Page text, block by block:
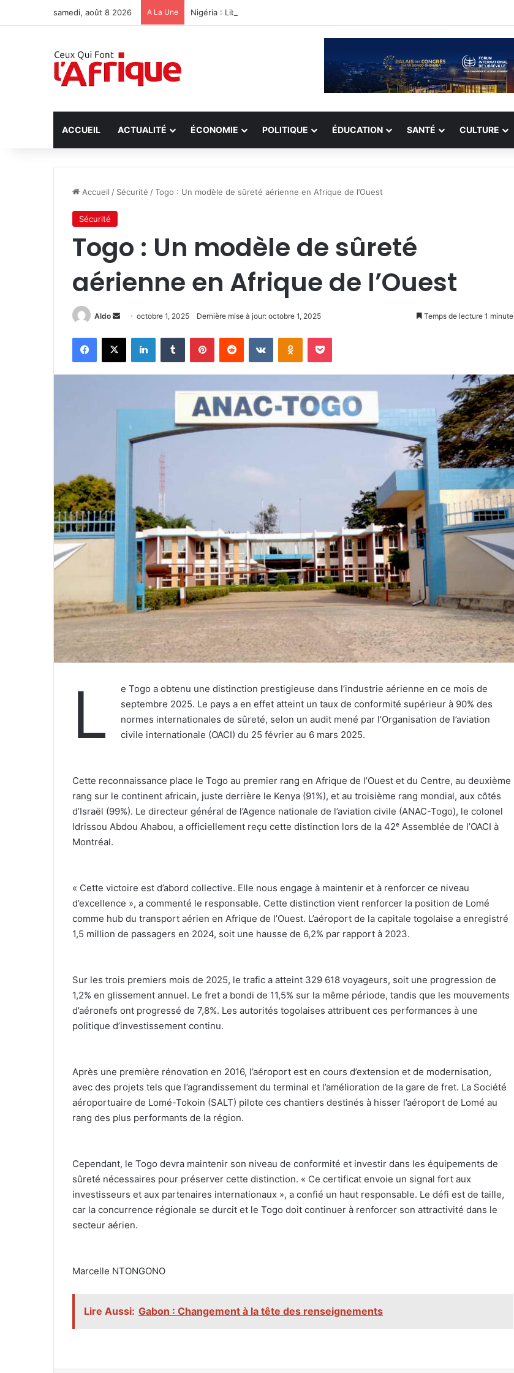
samedi, août 8 2026 A La Une Nigéria : Libération record de 308 otages, mais les enlèvements perdurent
ACCUEIL ACTUALITÉ ÉCONOMIE POLITIQUE ÉDUCATION SANTÉ CULTURE
Accueil / Sécurité /‎Togo : Un modèle de sûreté aérienne en Afrique de l’Ouest
Sécurité
‎Togo : Un modèle de sûreté
aérienne en Afrique de l’Ouest
Aldo
Envoyer
courriel
octobre 1, 2025 Dernière mise à jour: octobre 1, 2025 Temps de lecture 1 minute
Facebook
X LinkedinTumblr PinterestReddit VKontakteOdnoklassniki
Pocket
L
e Togo a obtenu une distinction prestigieuse dans l’industrie aérienne en ce mois de
septembre 2025. Le pays a en effet atteint un taux de conformité supérieur à 90% des
normes internationales de sûreté, selon un audit mené par l’Organisation de l’aviation
civile internationale (OACI) du 25 février au 6 mars 2025.
‎Cette reconnaissance place le Togo au premier rang en Afrique de l’Ouest et du Centre, au deuxième
rang sur le continent africain, juste derrière le Kenya (91%), et au troisième rang mondial, aux côtés
d’Israël (99%). Le directeur général de l’Agence nationale de l’aviation civile (ANAC-Togo), le colonel
Idrissou Abdou Ahabou, a officiellement reçu cette distinction lors de la 42ᵉ Assemblée de l’OACI à
Montréal.
‎« Cette victoire est d’abord collective. Elle nous engage à maintenir et à renforcer ce niveau
d’excellence », a commenté le responsable. Cette distinction vient renforcer la position de Lomé
comme hub du transport aérien en Afrique de l’Ouest. L’aéroport de la capitale togolaise a enregistré
1,5 million de passagers en 2024, soit une hausse de 6,2% par rapport à 2023.
‎Sur les trois premiers mois de 2025, le trafic a atteint 329 618 voyageurs, soit une progression de
1,2% en glissement annuel. Le fret a bondi de 11,5% sur la même période, tandis que les mouvements
d’aéronefs ont progressé de 7,8%. Les autorités togolaises attribuent ces performances à une
politique d’investissement continu.
‎Après une première rénovation en 2016, l’aéroport est en cours d’extension et de modernisation,
avec des projets tels que l’agrandissement du terminal et l’amélioration de la gare de fret. La Société
aéroportuaire de Lomé-Tokoin (SALT) pilote ces chantiers destinés à hisser l’aéroport de Lomé au
rang des plus performants de la région.
‎Cependant, le Togo devra maintenir son niveau de conformité et investir dans les équipements de
sûreté nécessaires pour préserver cette distinction. « Ce certificat envoie un signal fort aux
investisseurs et aux partenaires internationaux », a confié un haut responsable. Le défi est de taille,
car la concurrence régionale se durcit et le Togo doit continuer à renforcer son attractivité dans le
secteur aérien.
‎Marcelle NTONGONO
Lire Aussi: Gabon : Changement à la tête des renseignements